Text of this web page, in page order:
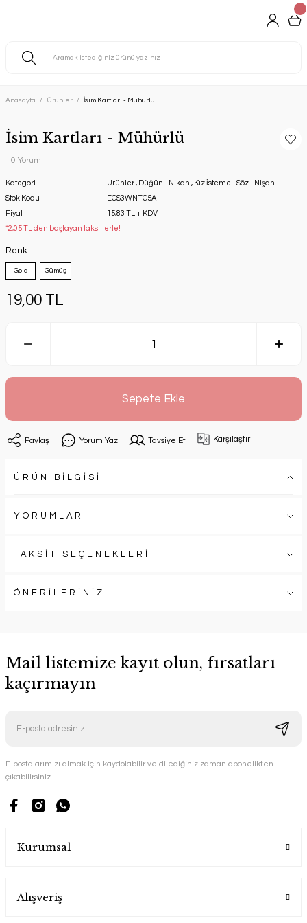
Anasayfa Ürünler İsim Kartları - Mühürlü
İsim Kartları - Mühürlü
0 Yorum
Kategori Ürünler , Düğün - Nikah , Kız İsteme - Söz - Nişan
Stok Kodu
ECS3WNTG5A
Fiyat
15,83 TL + KDV
*2,05 TL den başlayan taksitlerle!
Renk
Gold Gümüş
19,00 TL
Sepete Ekle
Paylaş Yorum Yaz Tavsiye Et Karşılaştır
ÜRÜN BİLGİSİ
YORUMLAR
TAKSİT SEÇENEKLERİ
ÖNERİLERİNİZ
Mail listemize kayıt olun, fırsatları
kaçırmayın
E-postalarımızı almak için kaydolabilir ve dilediğiniz zaman abonelikten
çıkabilirsiniz.
Kurumsal
Alışveriş